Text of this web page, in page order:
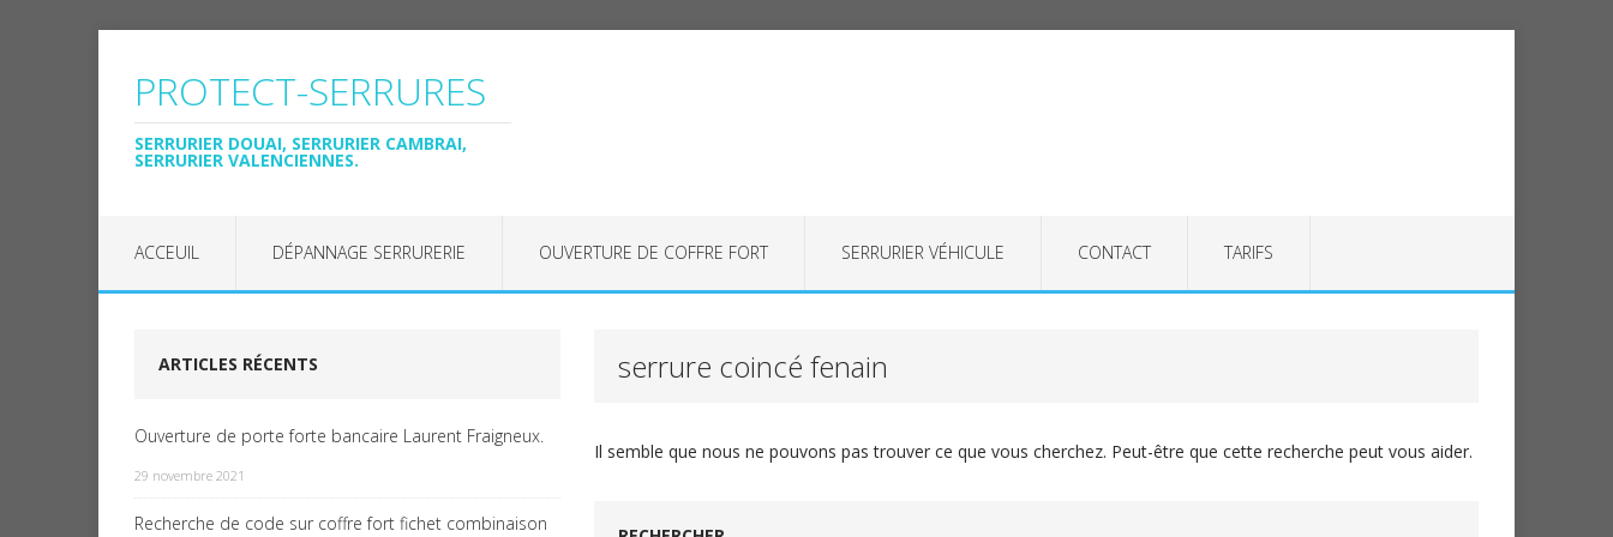
PROTECT-SERRURES
SERRURIER DOUAI, SERRURIER CAMBRAI,
SERRURIER VALENCIENNES.
ACCEUIL DÉPANNAGE SERRURERIE OUVERTURE DE COFFRE FORT SERRURIER VÉHICULE CONTACT TARIFS
serrure coincé fenain
Il semble que nous ne pouvons pas trouver ce que vous cherchez. Peut-être que cette recherche peut vous aider.
ARTICLES RÉCENTS
Ouverture de porte forte bancaire Laurent Fraigneux.
29 novembre 2021
Recherche de code sur coffre fort fichet combinaison